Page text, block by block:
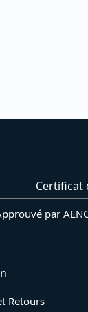
Certificat
par
Retours